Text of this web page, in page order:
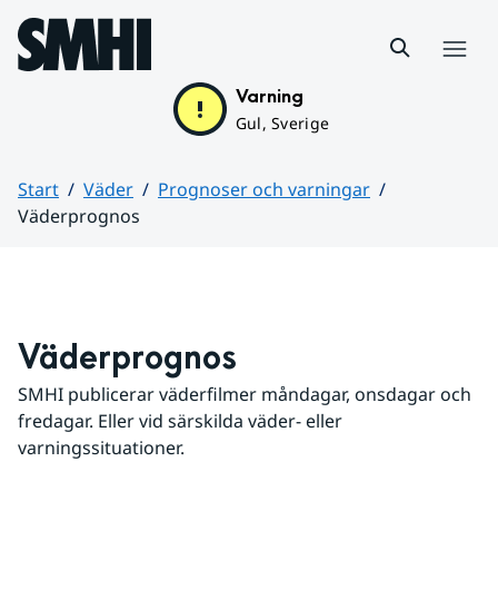
Hoppa till sidans innehåll
Varning
Gul, Sverige
Start Väder
Prognoser och varningar
Väderprognos
Väderprognos
SMHI publicerar väderfilmer måndagar, onsdagar och
fredagar. Eller vid särskilda väder- eller
varningssituationer.